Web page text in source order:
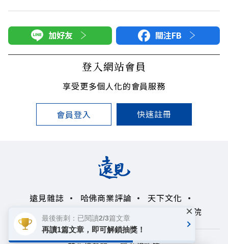
加好友 關注FB
登入網站會員
享受更多個人化的會員服務
會員登入 快速註冊
遠見雜誌 哈佛商業評論
天下文化
未來親子學習平台
50+ 領導影響力學院
最後衝刺：已閱讀2/3篇文章
再讀1篇文章，即可解鎖抽獎！
×